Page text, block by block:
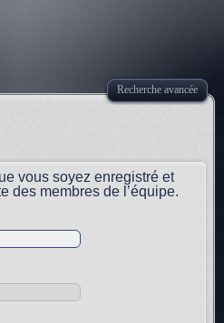
Recherche avancée
vous soyez enregistré et
des membres de l’équipe.